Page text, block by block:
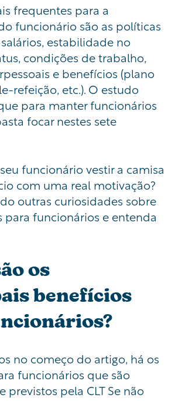
frequentes para a
funcionário são as políticas
estabilidade no
condições de trabalho,
e benefícios (plano
refeição, etc.). O estudo
para manterfuncionários
focar nestes sete
funcionário vestir a camisa
com uma real motivação?
outras curiosidades sobre
para funcionários e entenda
os
benefícios
no começo do artigo, há os
funcionários que são
previstos pela CLT Se não